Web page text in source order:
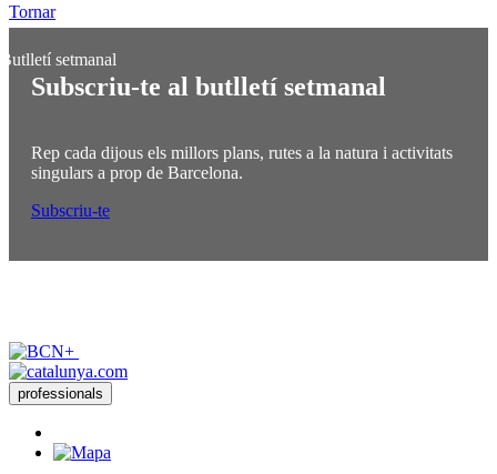
Tornar
Subscriu-te al butlletí setmanal
Rep cada dijous els millors plans, rutes a la natura i activitats
singulars a prop de Barcelona.
Subscriu-te
professionals